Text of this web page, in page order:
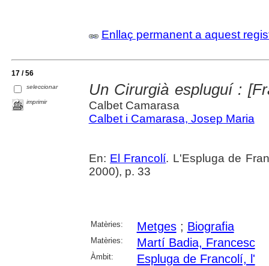
Enllaç permanent a aquest
17 / 56
seleccionar
imprimir
Un Cirurgià espluguí :
Calbet Camarasa
Calbet i Camarasa, Josep Maria
En: El Francolí. L'Espluga de
2000), p. 33
Matèries: Metges; Biografia
Matèries: Martí Badia, Francesc
Àmbit: Espluga de Francolí, l'